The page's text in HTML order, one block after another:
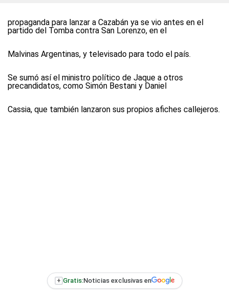
propaganda para lanzar a Cazabán ya se vio antes en el
partido del Tomba contra San Lorenzo, en el
Malvinas Argentinas, y televisado para todo el país.
Se sumó así el ministro político de Jaque a otros
precandidatos, como Simón Bestani y Daniel
Cassia, que también lanzaron sus propios afiches callejeros.
+ Gratis:Noticias exclusivas en